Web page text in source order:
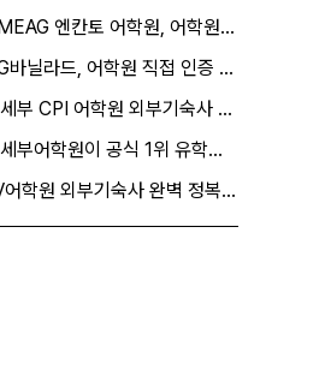
세부 SMEAG 엔칸토 어학원, 어학원이 직접 인증한 …
세부 CG바닐라드, 어학원 직접 인증 공식 1위 유학원…
필리핀 세부 CPI 어학원 외부기숙사 - 프리미엄 레지…
세부 비세부어학원이 공식 1위 유학원으로 인정한 필자닷…
세부 EV어학원 외부기숙사 완벽 정복! 1인실을 원한다…